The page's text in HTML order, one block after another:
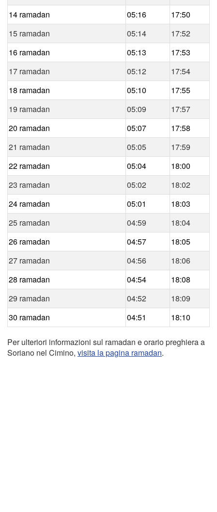
14 ramadan
05:16
17:50
15 ramadan
05:14
17:52
16 ramadan
05:13
17:53
17 ramadan
05:12
17:54
18 ramadan
05:10
17:55
19 ramadan
05:09
17:57
20 ramadan
05:07
17:58
21 ramadan
05:05
17:59
22 ramadan
05:04
18:00
23 ramadan
05:02
18:02
24 ramadan
05:01
18:03
25 ramadan
04:59
18:04
26 ramadan
04:57
18:05
27 ramadan
04:56
18:06
28 ramadan
04:54
18:08
29 ramadan
04:52
18:09
30 ramadan
04:51 18:10
Per ulteriori informazioni sul ramadan e orario preghiera a
Soriano nel Cimino, visita la pagina ramadan.